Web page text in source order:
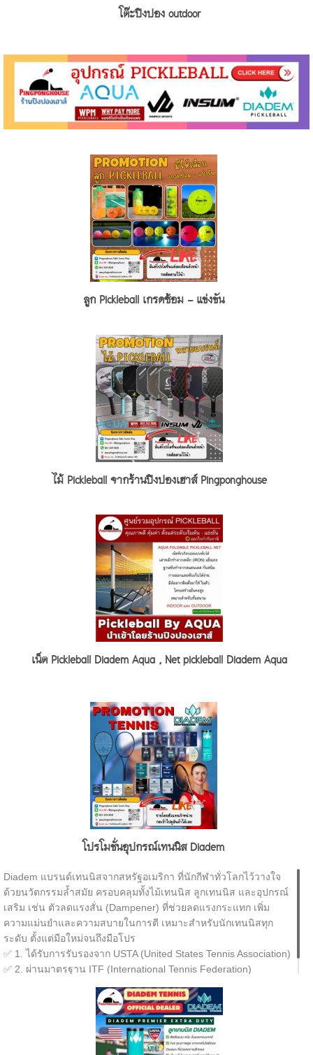
โต๊ะปิงปอง outdoor
ลูก Pickleball เกรดซ้อม - แข่งขัน
ไม้ Pickleball จากร้านปิงปองเฮาส์ Pingponghouse
เน็ต Pickleball Diadem Aqua , Net pickleball Diadem Aqua
โปรโมชั่นอุปกรณ์เทนนิส Diadem
Diadem แบรนด์เทนนิสจากสหรัฐอเมริกา ที่นักกีฬาทั่วโลกไว้วางใจ
ด้วยนวัตกรรมล้ำสมัย ครอบคลุมทั้งไม้เทนนิส ลูกเทนนิส และอุปกรณ์
เสริม เช่น ตัวลดแรงสั่น (Dampener) ที่ช่วยลดแรงกระแทก เพิ่ม
ความแม่นยำและความสบายในการตี เหมาะสำหรับนักเทนนิสทุก
ระดับ ตั้งแต่มือใหม่จนถึงมือโปร
✅ 1. ได้รับการรับรองจาก USTA (United States Tennis Association)
✅ 2. ผ่านมาตรฐาน ITF (International Tennis Federation)